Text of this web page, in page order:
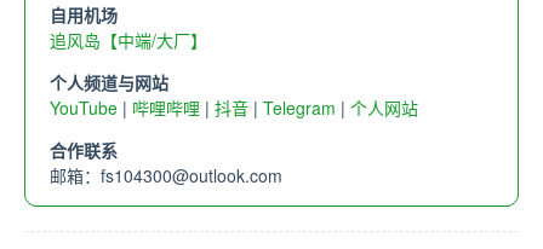
自用机场
追风岛【中端/大厂】
个人频道与网站
YouTube | 哔哩哔哩 | 抖音 | Telegram | 个人网站
合作联系
邮箱： fs104300@outlook.com